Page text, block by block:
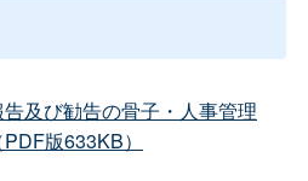
及び勧告の骨子・人事管理
版633KB）